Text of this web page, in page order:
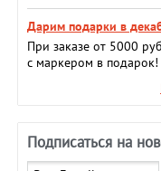
Дарим подарки в
При заказе от 5000
с маркером в подарок!
Подписаться на